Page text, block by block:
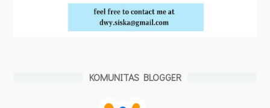
KOMUNITAS BLOGGER